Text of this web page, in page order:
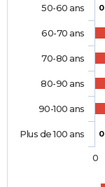
0
0
50-60 ans
60-70 ans
70-80 ans
80-90 ans
90-100 ans
Plus de 100 ans
0